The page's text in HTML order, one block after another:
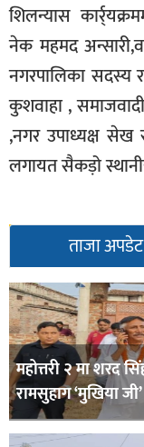
शिलन्यास
नेक महमद
नगरपालिका सदस्य
कुशवाहा ,
,नगर उपाध्यक्ष सेख
लगायत सैकड़ो
ताजा अपडेट
महोत्तरी २ मा शरद
रामसुहाग ‘मुखिया जी’